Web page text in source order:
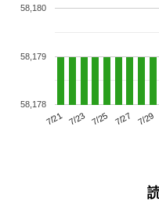
7/21 7/23 7/25 7/27 7/29
58,178
58,179
58,180